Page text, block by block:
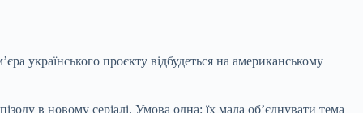
українського проєкту відбудеться на американському
в новому серіалі. Умова одна: їх мала обʼєднувати тема